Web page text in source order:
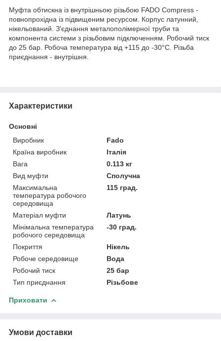
Муфта обтискна із внутрішньою різьбою FADO Compress -
повнопрохідна із підвищеним ресурсом. Корпус латунний,
нікельований. З'єднання металополімерної труби та
компонента системи з різьбовим підключенням. Робочий тиск
до 25 бар. Робоча температура від +115 до -30°С. Різьба
приєднання - внутрішня.
Характеристики
Основні
Виробник
Fado
Країна виробник
Італія
Вага
0.113 кг
Вид муфти
Сполучна
Максимальна
температура робочого
середовища
115 град.
Матеріал муфти
Латунь
Мінімальна температура
робочого середовища
-30 град.
Покриття
Нікель
Робоче середовище
Вода
Робочий тиск
25 бар
Тип приєднання
Різьбове
Приховати
Умови доставки